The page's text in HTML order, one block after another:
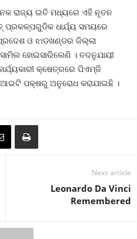
ରାଜ୍ୟ ଇତି ମଧ୍ୟରେ ଏହି ନୂତନ
ପ୍ରକଳ୍ପଗୁଡିକ ଧାର୍ଯ୍ୟ ସମୟରେ
ଓ ଝାଡଖଣ୍ଡର ଜିଲ୍ଲା
ହୋଇସାରିଲେଣି । ତଦନୁଯାୟୀ
କ୍ଷେତ୍ରରେ ପିଏମ୍‍ଜି
ପକ୍ଷରୁ ଅନୁରୋଧ କରାଯାଇଛି ।
Next article
Leonardo Da Vinci
Remembered